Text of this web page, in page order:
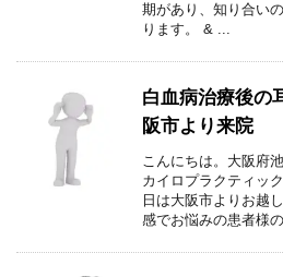
期があり、知り合い
ります。 & ...
白血病治療後の
阪市より来院
こんにちは。大阪府
カイロプラクティッ
日は大阪市よりお越
感でお悩みの患者